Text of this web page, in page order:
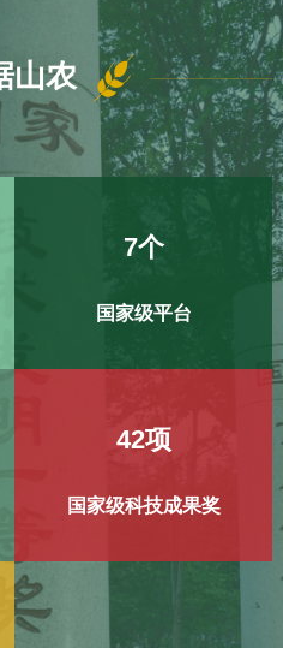
山农
7个
国家级平台
42项
国家级科技成果奖